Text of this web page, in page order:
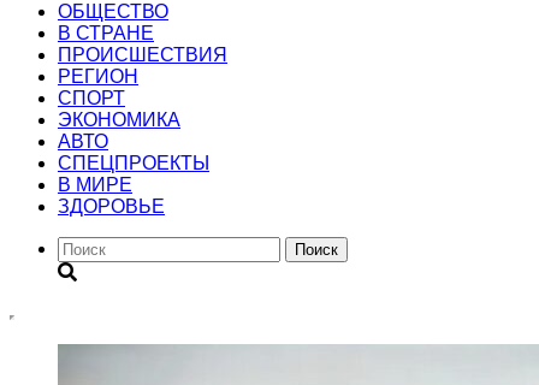
ОБЩЕСТВО
В СТРАНЕ
ПРОИСШЕСТВИЯ
РЕГИОН
CПОРТ
ЭКОНОМИКА
АВТО
СПЕЦПРОЕКТЫ
В МИРЕ
ЗДОРОВЬЕ
Поиск